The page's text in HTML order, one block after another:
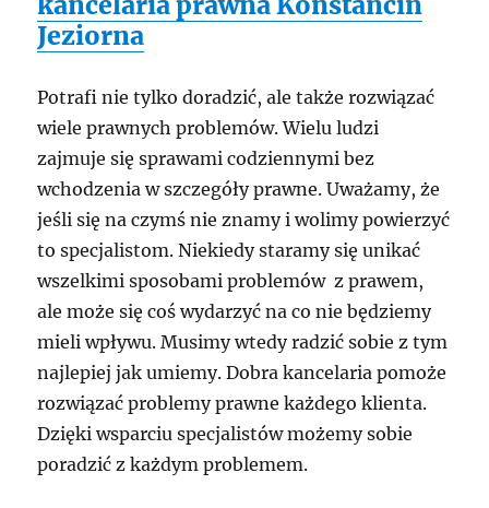
Jeziorna
Potrafi nie tylko doradzić, ale także rozwiązać
wiele prawnych problemów. Wielu ludzi
zajmuje się sprawami codziennymi bez
wchodzenia w szczegóły prawne. Uważamy, że
jeśli się na czymś nie znamy i wolimy powierzyć
to specjalistom. Niekiedy staramy się unikać
wszelkimi sposobami problemów z prawem,
ale może się coś wydarzyć na co nie będziemy
mieli wpływu. Musimy wtedy radzić sobie z tym
najlepiej jak umiemy. Dobra kancelaria pomoże
rozwiązać problemy prawne każdego klienta.
Dzięki wsparciu specjalistów możemy sobie
poradzić z każdym problemem.